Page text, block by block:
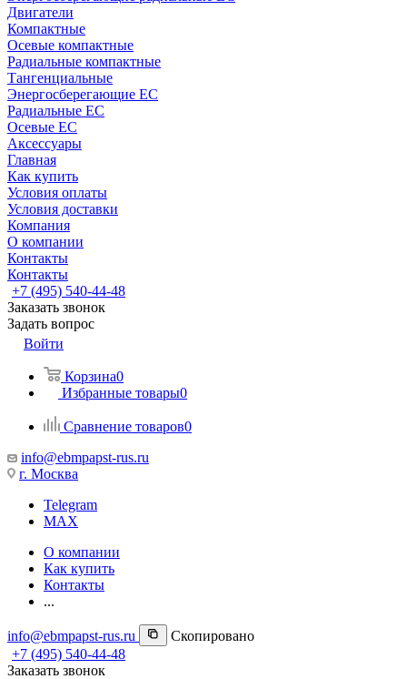
Двигатели
Компактные
Осевые компактные
Радиальные компактные
Тангенциальные
Энергосберегающие EC
Радиальные EC
Осевые EC
Аксессуары
Главная
Как купить
Условия оплаты
Условия доставки
Компания
О компании
Контакты
Контакты
+7 (495) 540-44-48
Заказать звонок
Задать вопрос
Войти
Корзина0
Избранные товары0
Сравнение товаров0
info@ebmpapst-rus.ru
г. Москва
Telegram
MAX
О компании
Как купить
Контакты
...
info@ebmpapst-rus.ru
Скопировано
+7 (495) 540-44-48
Заказать звонок